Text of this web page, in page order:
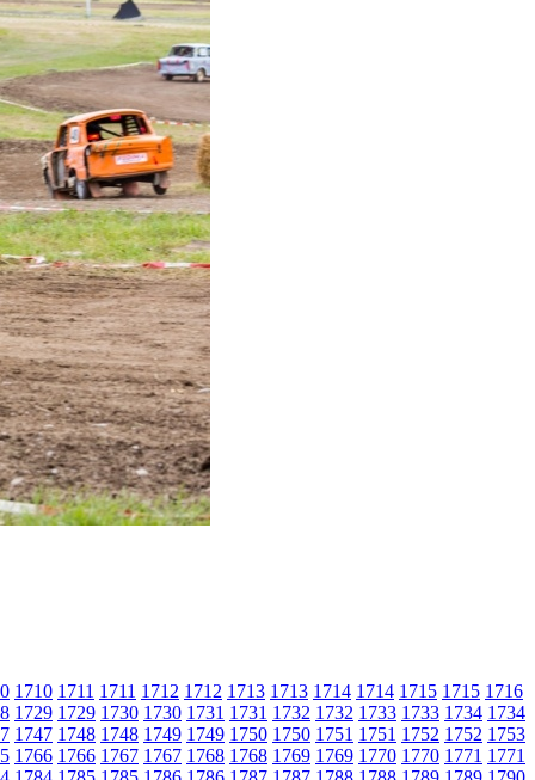
1710 1711 1711 1712 1712 1713 1713 1714 1714 1715 1715 1716
1729 1729 1730 1730 1731 1731 1732 1732 1733 1733 1734 1734
1747 1748 1748 1749 1749 1750 1750 1751 1751 1752 1752 1753
1766 1766 1767 1767 1768 1768 1769 1769 1770 1770 1771 1771